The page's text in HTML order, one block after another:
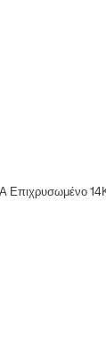
Επιχρυσωμένο